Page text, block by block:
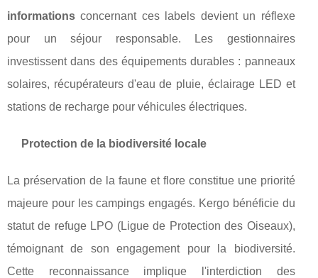
informations concernant ces labels devient un réflexe
pour un séjour responsable. Les gestionnaires
investissent dans des équipements durables : panneaux
solaires, récupérateurs d'eau de pluie, éclairage LED et
stations de recharge pour véhicules électriques.
Protection de la biodiversité locale
La préservation de la faune et flore constitue une priorité
majeure pour les campings engagés. Kergo bénéficie du
statut de refuge LPO (Ligue de Protection des Oiseaux),
témoignant de son engagement pour la biodiversité.
Cette reconnaissance implique l'interdiction des